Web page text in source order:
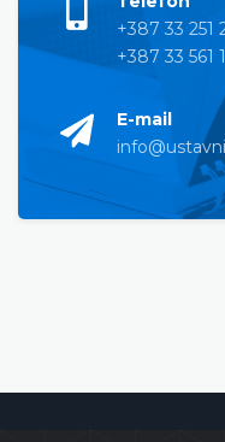
+387 33 251
+387 33 561
E-mail